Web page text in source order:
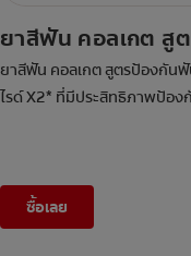
ยาสีฟัน คอลเกต สู
ยาสีฟัน คอลเกต สูตรป้องกัน
ไรด์ X2* ที่มีประสิทธิภาพป้อ
ซื้อเลย